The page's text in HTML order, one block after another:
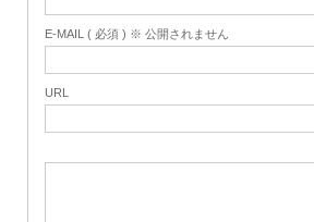
E-MAIL ( 必須 ) ※ 公開されません
URL